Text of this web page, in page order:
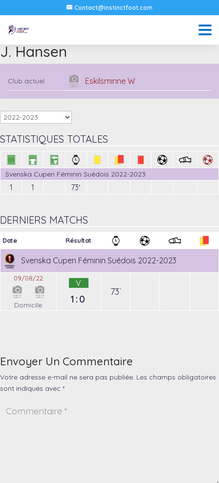
Contact@instinctfoot.com
J. Hansen
Club actuel Eskilsminne W
STATISTIQUES TOTALES
Svenska Cupen Féminin Suédois 2022-2023
1 1 73′
DERNIERS MATCHS
Date Résultat
Svenska Cupen Féminin Suédois 2022-2023
09/08/22
Domicile
V
1:0
73`
Envoyer Un Commentaire
Votre adresse e-mail ne sera pas publiée. Les champs obligatoires
sont indiqués avec *